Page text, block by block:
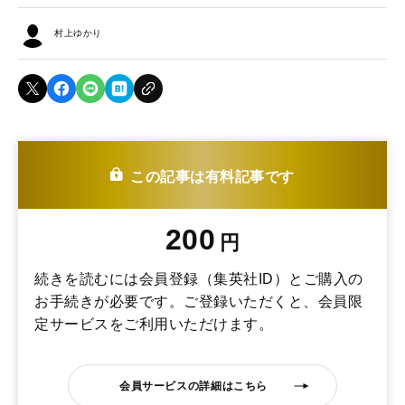
村上ゆかり
この記事は有料記事です
200 円
続きを読むには会員登録（集英社ID）とご購入の
お手続きが必要です。ご登録いただくと、会員限
定サービスをご利用いただけます。
会員サービスの詳細はこちら